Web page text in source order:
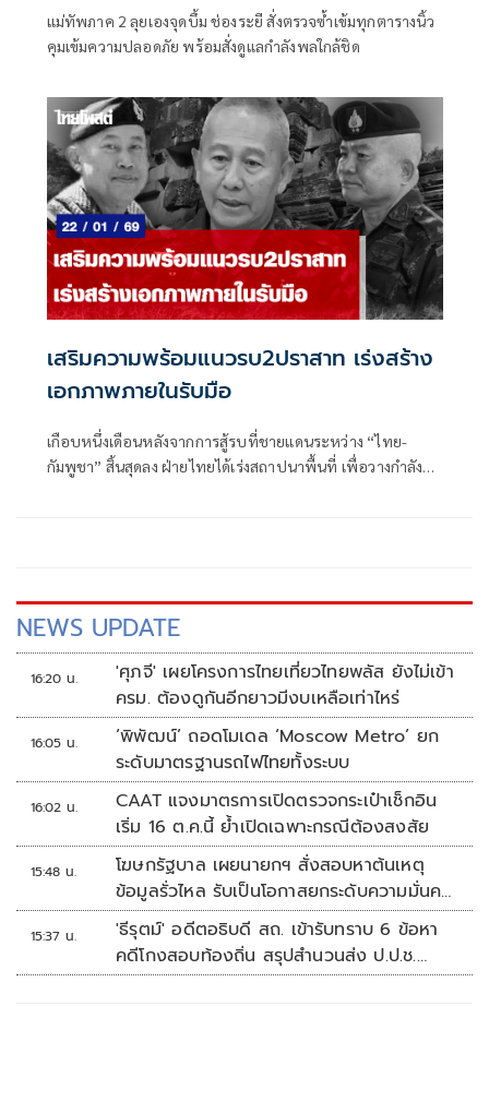
แม่ทัพภาค 2 ลุยเองจุดบึ้ม ช่องระยี สั่งตรวจซ้ำเข้มทุกตารางนิ้ว
คุมเข้มความปลอดภัย พร้อมสั่งดูแลกำลังพลใกล้ชิด
เสริมความพร้อมแนวรบ2ปราสาท เร่งสร้าง
เอกภาพภายในรับมือ
เกือบหนึ่งเดือนหลังจากการสู้รบที่ชายแดนระหว่าง “ไทย-
กัมพูชา” สิ้นสุดลง ฝ่ายไทยได้เร่งสถาปนาพื้นที่ เพื่อวางกำลัง
NEWS UPDATE
16:20 น.
'ศุภจี' เผยโครงการไทยเที่ยวไทยพลัส ยังไม่เข้า
ครม. ต้องดูกันอีกยาวมีงบเหลือเท่าไหร่
16:05 น.
‘พิพัฒน์’ ถอดโมเดล ‘Moscow Metro’ ยก
ระดับมาตรฐานรถไฟไทยทั้งระบบ
16:02 น.
CAAT แจงมาตรการเปิดตรวจกระเป๋าเช็กอิน
เริ่ม 16 ต.ค.นี้ ย้ำเปิดเฉพาะกรณีต้องสงสัย
15:48 น.
โฆษกรัฐบาล เผยนายกฯ สั่งสอบหาต้นเหตุ
ข้อมูลรั่วไหล รับเป็นโอกาสยกระดับความมั่นคง
ปลอดภัยข้อมูลภาครัฐทั้งระบบ
15:37 น.
'ธีรุตม์' อดีตอธิบดี สถ. เข้ารับทราบ 6 ข้อหา
คดีโกงสอบท้องถิ่น สรุปสำนวนส่ง ป.ป.ช.
สัปดาห์หน้า